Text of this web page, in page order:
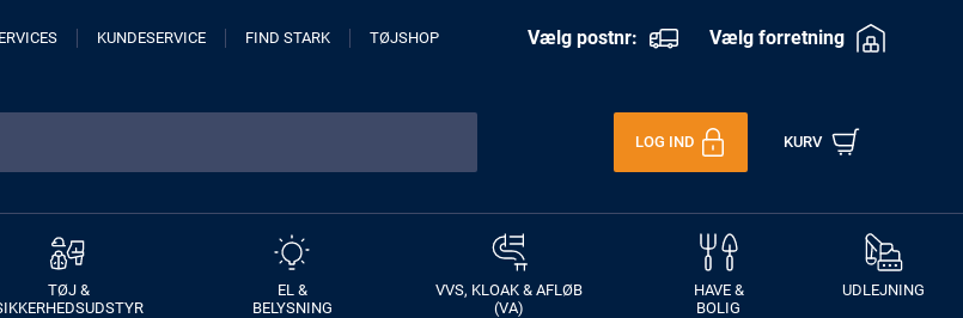
KUNDESERVICE FIND STARK TØJSHOP Vælg postnr: Vælg forretning
LOG IND KURV
TØJ &
EL &
BELYSNING
VVS, KLOAK & AFLØB
(VA)
HAVE &
BOLIG
UDLEJNING